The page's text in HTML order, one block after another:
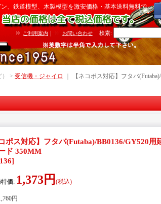
、鉄道模型、木製模型を激安価格・基本送料無料で
ご利用案内 ｜ お問い合わせ 検索:
） > 受信機・ジャイロ
【ネコポス対応】フタバ
コポス対応】フタバ(Futaba)/BB0136/GY520用
ド 350MM
]
価: 1,373円 (税込)
円